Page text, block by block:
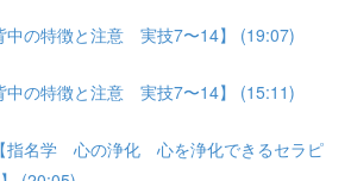
中の特徴と注意 実技7〜14】 (19:07)
中の特徴と注意 実技7〜14】 (15:11)
指名学 心の浄化 心を浄化できるセラピ